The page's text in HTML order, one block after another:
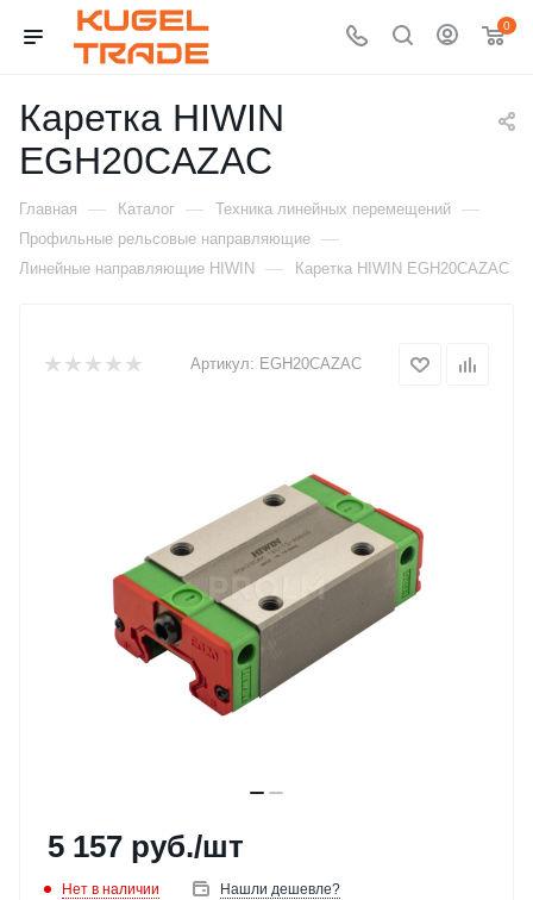
0
Каретка HIWIN
EGH20CAZAC
Главная — Каталог — Техника линейных перемещений —
Профильные рельсовые направляющие —
Линейные направляющие HIWIN — Каретка HIWIN EGH20CAZAC
Артикул: EGH20CAZAC
5 157 руб./шт
Нет в наличии Нашли дешевле?